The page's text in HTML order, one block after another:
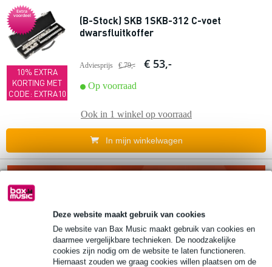
Deze website maakt gebruik van cookies
De website van Bax Music maakt gebruik van cookies en
daarmee vergelijkbare technieken. De noodzakelijke
cookies zijn nodig om de website te laten functioneren.
Hiernaast zouden we graag cookies willen plaatsen om de
Extra
voordeel
10% EXTRA
KORTING MET
CODE: EXTRA10
(B-Stock) SKB 1SKB-312 C-voet
dwarsfluitkoffer
Adviesprijs € 79,- € 53,-
Op voorraad
Ook in 1 winkel op voorraad
In mijn winkelwagen